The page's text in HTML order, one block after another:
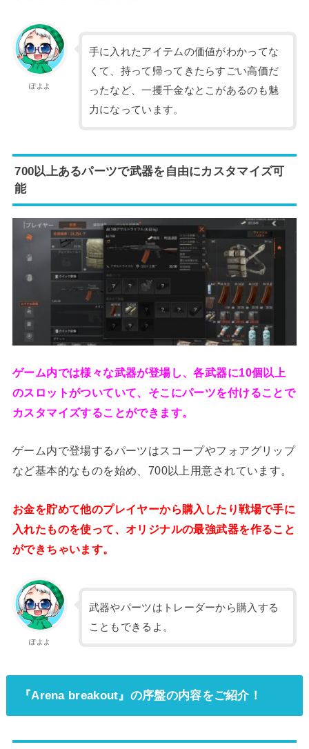
ぽよよ
手に入れたアイテムの価値がわかってな
くて、持って帰ってきたらすごい高価だ
ったなど、一攫千金なとこがあるのも魅
力になっています。
700以上あるパーツで武器を自由にカスタマイズ可
能
ゲーム内では様々な武器が登場し、各武器に10個以上
のスロットがついていて、そこにパーツを付けることで
カスタマイズすることができます。
ゲーム内で登場するパーツはスコープやフォアグリップ
など基本的なものを始め、700以上用意されています。
お金を貯めて他のプレイヤーから購入したり戦場で手に
入れたものを使って、オリジナルの最強武器を作ること
ができちゃいます。
ぽよよ
武器やパーツはトレーダーから購入する
こともできるよ。
『Arena breakout』の序盤の内容をご紹介！